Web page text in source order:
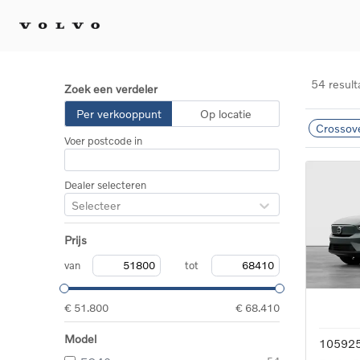
Stel
Fleet
Plug-
Zoek een verdeler
Per verkooppunt
Op locatie
Voer postcode in
Dealer selecteren
Selecteer
Prijs
van tot
€ 51.800 € 68.410
Model
54